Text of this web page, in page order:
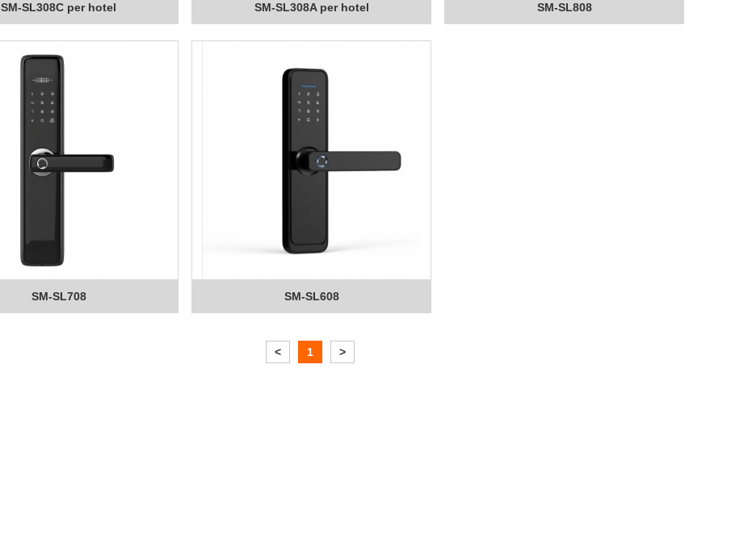
SM-SL308C per hotel SM-SL308A per hotel SM-SL808
SM-SL708 SM-SL608
< 1 >